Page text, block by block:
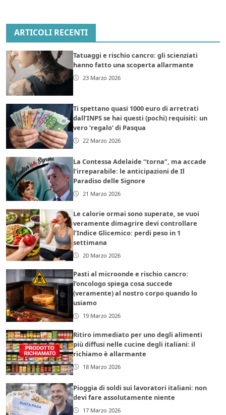
ARTICOLI RECENTI
Tatuaggi e rischio cancro: gli scienziati
hanno fatto una scoperta allarmante
23 Marzo 2026
Ti spettano quasi 1000 euro di arretrati
dall’INPS se hai questi (pochi) requisiti: un
vero ‘regalo’ di Pasqua
22 Marzo 2026
La Contessa Adelaide “torna”, ma accade
l’irreparabile: le anticipazioni de Il
Paradiso delle Signore
21 Marzo 2026
Le calorie ormai sono superate, se vuoi
veramente dimagrire devi controllare
l’Indice Glicemico: perdi peso in 1
settimana
20 Marzo 2026
Pasti al microonde e rischio cancro:
l’oncologo spiega cosa succede
(veramente) al nostro corpo quando lo
usiamo
19 Marzo 2026
Ritiro immediato per uno degli alimenti
più diffusi nelle cucine degli italiani: il
richiamo è allarmante
18 Marzo 2026
Pioggia di soldi sui lavoratori italiani: non
devi fare assolutamente niente
17 Marzo 2026